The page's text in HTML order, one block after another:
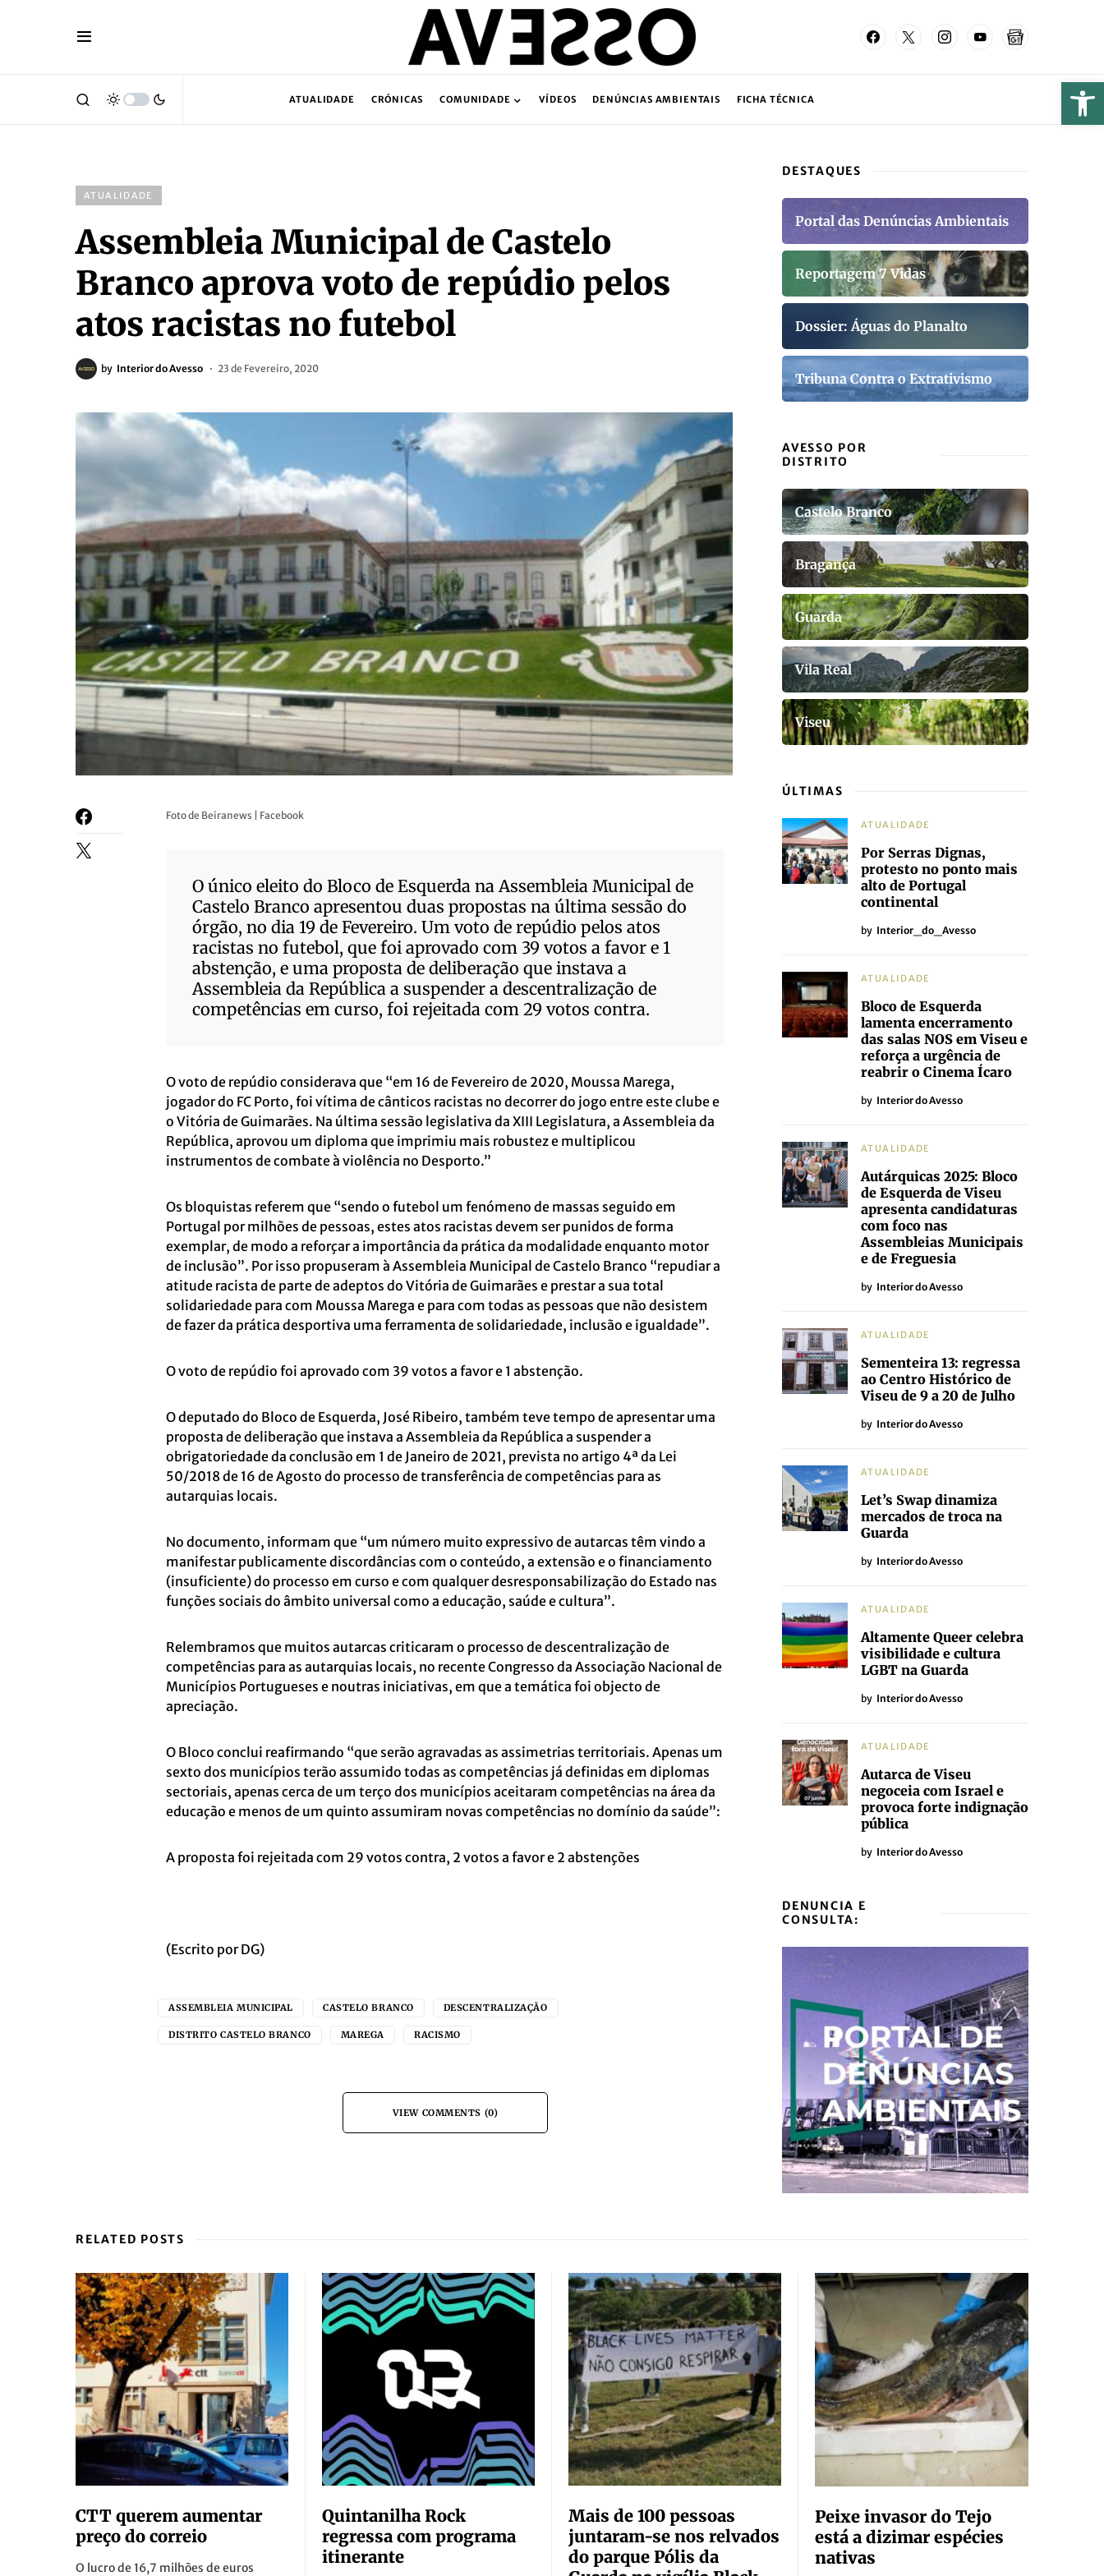
ATUALIDADE CRÓNICAS COMUNIDADE VÍDEOS DENÚNCIAS AMBIENTAIS FICHA TÉCNICA
ATUALIDADE
Assembleia Municipal de Castelo
Branco aprova voto de repúdio pelos
atos racistas no futebol
by Interior do Avesso 23 de Fevereiro, 2020
Foto de Beiranews | Facebook
O único eleito do Bloco de Esquerda na Assembleia Municipal de
Castelo Branco apresentou duas propostas na última sessão do
órgão, no dia 19 de Fevereiro. Um voto de repúdio pelos atos
racistas no futebol, que foi aprovado com 39 votos a favor e 1
abstenção, e uma proposta de deliberação que instava a
Assembleia da República a suspender a descentralização de
competências em curso, foi rejeitada com 29 votos contra.
O voto de repúdio considerava que “em 16 de Fevereiro de 2020, Moussa Marega,
jogador do FC Porto, foi vítima de cânticos racistas no decorrer do jogo entre este clube e
o Vitória de Guimarães. Na última sessão legislativa da XIII Legislatura, a Assembleia da
República, aprovou um diploma que imprimiu mais robustez e multiplicou
instrumentos de combate à violência no Desporto.”
Os bloquistas referem que “sendo o futebol um fenómeno de massas seguido em
Portugal por milhões de pessoas, estes atos racistas devem ser punidos de forma
exemplar, de modo a reforçar a importância da prática da modalidade enquanto motor
de inclusão”. Por isso propuseram à Assembleia Municipal de Castelo Branco “repudiar a
atitude racista de parte de adeptos do Vitória de Guimarães e prestar a sua total
solidariedade para com Moussa Marega e para com todas as pessoas que não desistem
de fazer da prática desportiva uma ferramenta de solidariedade, inclusão e igualdade”.
O voto de repúdio foi aprovado com 39 votos a favor e 1 abstenção.
O deputado do Bloco de Esquerda, José Ribeiro, também teve tempo de apresentar uma
proposta de deliberação que instava a Assembleia da República a suspender a
obrigatoriedade da conclusão em 1 de Janeiro de 2021, prevista no artigo 4ª da Lei
50/2018 de 16 de Agosto do processo de transferência de competências para as
autarquias locais.
No documento, informam que “um número muito expressivo de autarcas têm vindo a
manifestar publicamente discordâncias com o conteúdo, a extensão e o financiamento
(insuficiente) do processo em curso e com qualquer desresponsabilização do Estado nas
funções sociais do âmbito universal como a educação, saúde e cultura”.
Relembramos que muitos autarcas criticaram o processo de descentralização de
competências para as autarquias locais, no recente Congresso da Associação Nacional de
Municípios Portugueses e noutras iniciativas, em que a temática foi objecto de
apreciação.
O Bloco conclui reafirmando “que serão agravadas as assimetrias territoriais. Apenas um
sexto dos municípios terão assumido todas as competências já definidas em diplomas
sectoriais, apenas cerca de um terço dos municípios aceitaram competências na área da
educação e menos de um quinto assumiram novas competências no domínio da saúde”:
A proposta foi rejeitada com 29 votos contra, 2 votos a favor e 2 abstenções
(Escrito por DG)
ASSEMBLEIA MUNICIPAL CASTELO BRANCO DESCENTRALIZAÇÃO
DISTRITO CASTELO BRANCO MAREGA RACISMO
VIEW COMMENTS (0)
DESTAQUES
Portal das Denúncias Ambientais
Reportagem 7 Vidas
Dossier: Águas do Planalto
Tribuna Contra o Extrativismo
AVESSO POR
DISTRITO
Castelo Branco
Bragança
Guarda
Vila Real
Viseu
ÚLTIMAS
ATUALIDADE
Por Serras Dignas,
protesto no ponto mais
alto de Portugal
continental
by Interior_do_Avesso
ATUALIDADE
Bloco de Esquerda
lamenta encerramento
das salas NOS em Viseu e
reforça a urgência de
reabrir o Cinema Ícaro
by Interior do Avesso
ATUALIDADE
Autárquicas 2025: Bloco
de Esquerda de Viseu
apresenta candidaturas
com foco nas
Assembleias Municipais
e de Freguesia
by Interior do Avesso
ATUALIDADE
Sementeira 13: regressa
ao Centro Histórico de
Viseu de 9 a 20 de Julho
by Interior do Avesso
ATUALIDADE
Let’s Swap dinamiza
mercados de troca na
Guarda
by Interior do Avesso
ATUALIDADE
Altamente Queer celebra
visibilidade e cultura
LGBT na Guarda
by Interior do Avesso
ATUALIDADE
Autarca de Viseu
negoceia com Israel e
provoca forte indignação
pública
by Interior do Avesso
DENUNCIA E
CONSULTA:
RELATED POSTS
CTT querem aumentar
preço do correio
O lucro de 16,7 milhões de euros
Quintanilha Rock
regressa com programa
itinerante
Mais de 100 pessoas
juntaram-se nos relvados
do parque Pólis da
Peixe invasor do Tejo
está a dizimar espécies
nativas